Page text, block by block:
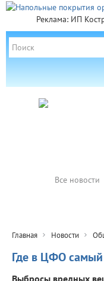
Реклама: ИП
Все новости
Главная Новости
Где в ЦФО самый
Выбросы вредных